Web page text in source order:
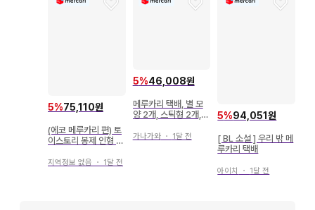
5%75,110원
(에코 메루카리 편) 토
이스토리 봉제 인형 3
스아이
지역정보 없음 ・ 1달 전
5%46,008원
메루카리 택배, 별 모
양 2개, 스틱형 2개,
가나가와・ 1달 전
5%94,051원
[ BL 소설 ] 우리 밖 메
루카리 택배
아이치 ・ 1달 전